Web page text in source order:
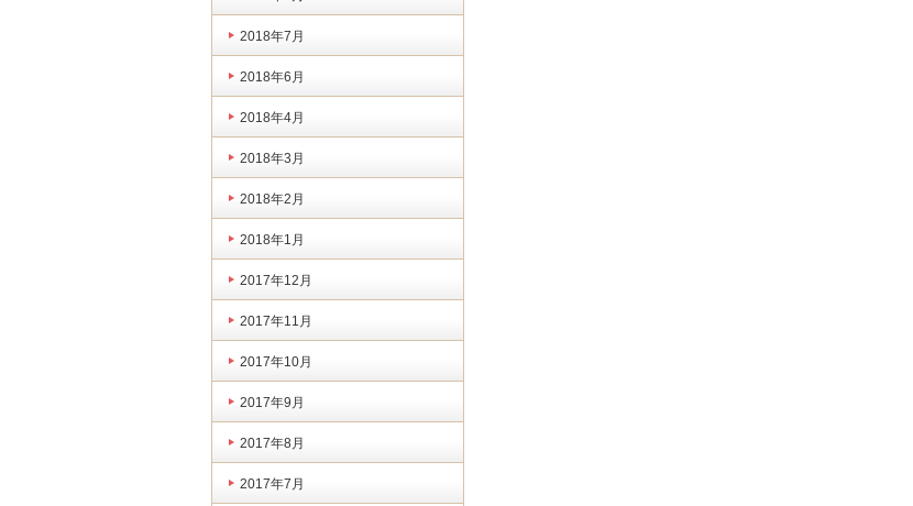
2018年7月
2018年6月
2018年4月
2018年3月
2018年2月
2018年1月
2017年12月
2017年11月
2017年10月
2017年9月
2017年8月
2017年7月